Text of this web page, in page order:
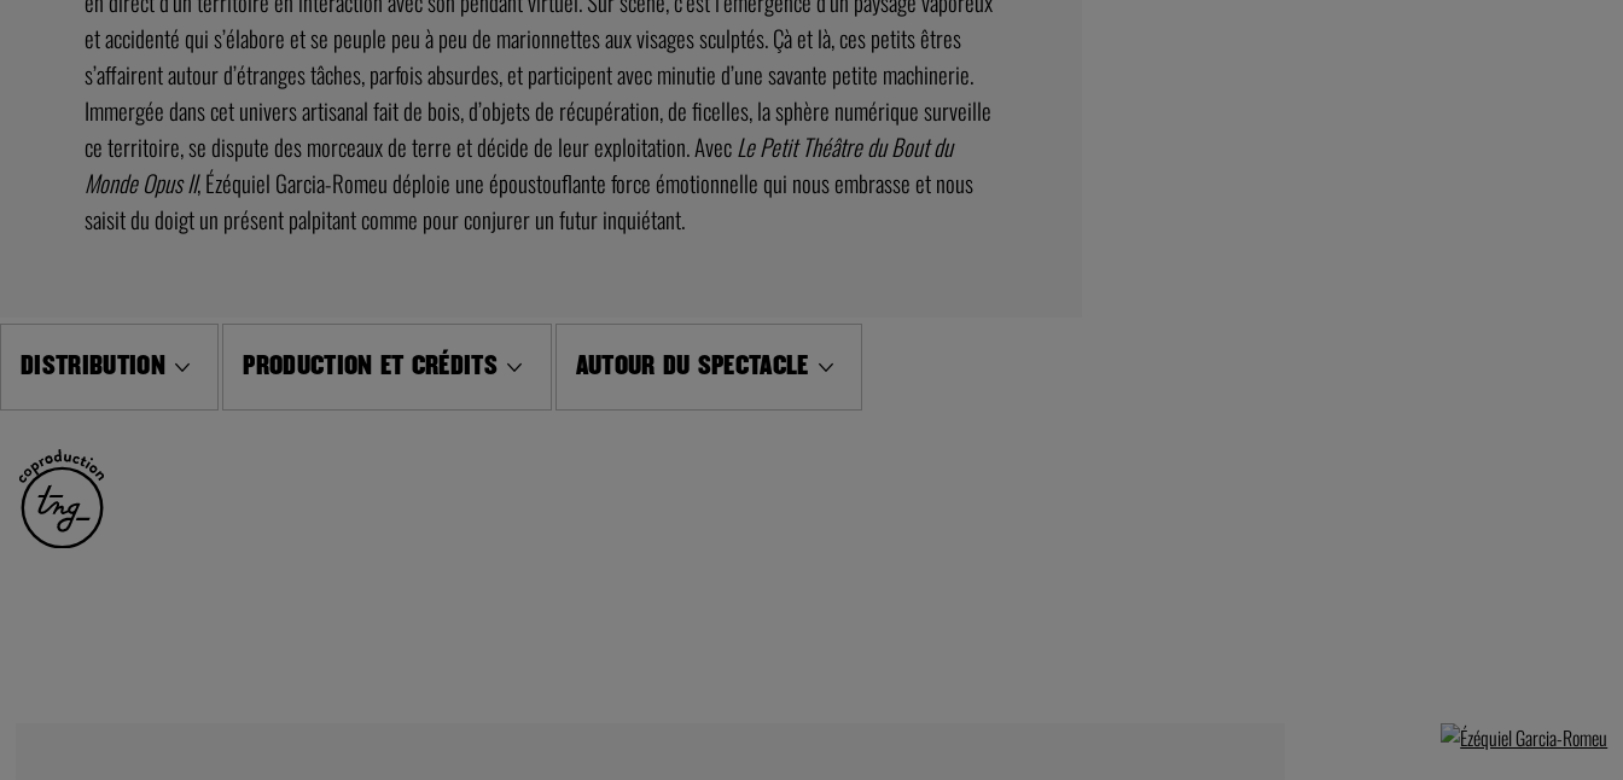
et accidenté qui s’élabore et se peuple peu à peu de marionnettes aux visages sculptés. Çà et là, ces petits êtres
s’affairent autour d’étranges tâches, parfois absurdes, et participent avec minutie d’une savante petite machinerie.
Immergée dans cet univers artisanal fait de bois, d’objets de récupération, de ficelles, la sphère numérique surveille
ce territoire, se dispute des morceaux de terre et décide de leur exploitation. AvecLe Petit Théâtre du Bout du
Monde Opus II, Ézéquiel Garcia-Romeu déploie une époustouflante force émotionnelle qui nous embrasse et nous
saisit du doigt un présent palpitant comme pour conjurer un futur inquiétant.
DISTRIBUTION PRODUCTION ET CRÉDITS AUTOUR DU SPECTACLE